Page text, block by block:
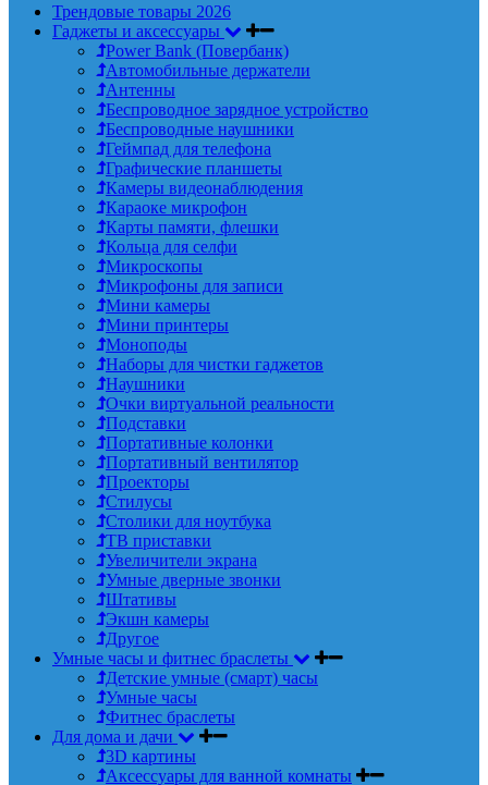
Трендовые товары 2026
Гаджеты и аксессуары
Power Bank (Повербанк)
Автомобильные держатели
Антенны
Беспроводное зарядное устройство
Беспроводные наушники
Геймпад для телефона
Графические планшеты
Камеры видеонаблюдения
Караоке микрофон
Карты памяти, флешки
Кольца для селфи
Микроскопы
Микрофоны для записи
Мини камеры
Мини принтеры
Моноподы
Наборы для чистки гаджетов
Наушники
Очки виртуальной реальности
Подставки
Портативные колонки
Портативный вентилятор
Проекторы
Стилусы
Столики для ноутбука
ТВ приставки
Увеличители экрана
Умные дверные звонки
Штативы
Экшн камеры
Другое
Умные часы и фитнес браслеты
Детские умные (смарт) часы
Умные часы
Фитнес браслеты
Для дома и дачи
3D картины
Аксессуары для ванной комнаты